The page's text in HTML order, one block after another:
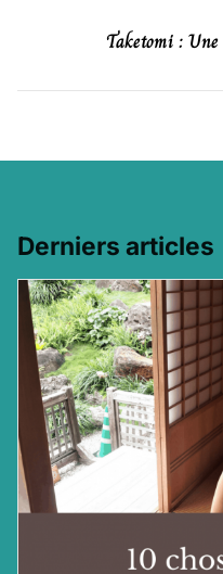
Taketomi :
Derniers articles